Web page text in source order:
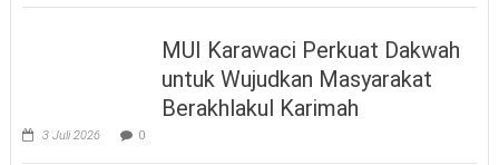
MUI Karawaci Perkuat Dakwah
untuk Wujudkan Masyarakat
Berakhlakul Karimah
3 Juli 2026 0